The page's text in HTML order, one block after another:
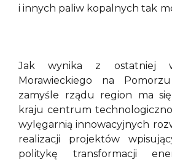
i innych paliw kopalnych tak
Jak wynika z ostatniej
Morawieckiego na
zamyśle rządu region ma
kraju centrum
wylęgarnią innowacyjnych
realizacji projektów
politykę transformacji